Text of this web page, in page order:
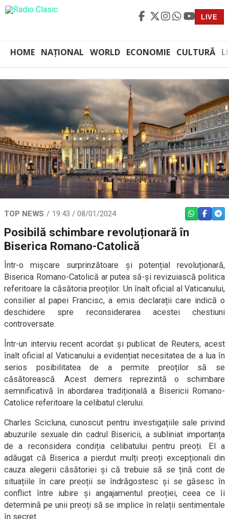
LIVE
HOME NAȚIONAL WORLD ECONOMIE CULTURĂ
TOP NEWS 19:43 / 08/01/2024 WHATSAPP
Posibilă schimbare revoluționară în
Biserica Romano-Catolică
Într-o mișcare surprinzătoare și potențial revoluționară,
Biserica Romano-Catolică ar putea să-și revizuiască politica
referitoare la căsătoria preoților. Un înalt oficial al Vaticanului,
consilier al papei Francisc, a emis declarații care indică o
deschidere spre reconsiderarea acestei chestiuni
controversate.
Într-un interviu recent acordat și publicat de Reuters, acest
înalt oficial al Vaticanului a evidențiat necesitatea de a lua în
serios posibilitatea de a permite preoților să se
căsătorească. Acest demers reprezintă o schimbare
semnificativă în abordarea tradițională a Bisericii Romano-
Catolice referitoare la celibatul clerului.
Charles Scicluna, cunoscut pentru investigațiile sale privind
abuzurile sexuale din cadrul Bisericii, a subliniat importanța
de a reconsidera condiția celibatului pentru preoți. El a
adăugat că Biserica a pierdut mulți preoți excepționali din
cauza alegerii căsătoriei și că trebuie să se țină cont de
situațiile în care preoții se îndrăgostesc și se găsesc în
conflict între iubire și angajamentul preoției, ceea ce îi
determină pe unii preoți să se implice în relații sentimentale
în secret.